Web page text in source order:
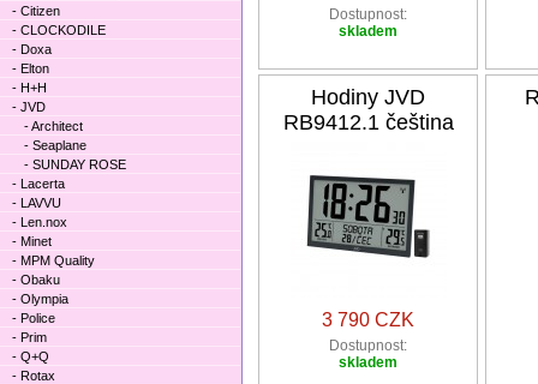
Dostupnost:
skladem
Hodiny JVD
RB9412.1 čeština
3 790 CZK
Dostupnost:
skladem
- Citizen
- CLOCKODILE
- Doxa
- Elton
- H+H
- JVD
- Architect
- Seaplane
- SUNDAY ROSE
- Lacerta
- LAVVU
- Len.nox
- Minet
- MPM Quality
- Obaku
- Olympia
- Police
- Prim
- Q+Q
- Rotax